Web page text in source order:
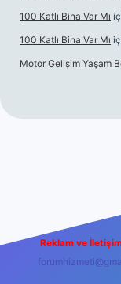
100 Katlı Bina Var Mı
100 Katlı Bina Var Mı
Motor Gelişim Yaşam
Reklam ve